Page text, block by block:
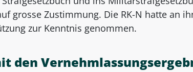
grosse Zustimmung. Die RK-N hatte an
zur Kenntnis genommen.
den